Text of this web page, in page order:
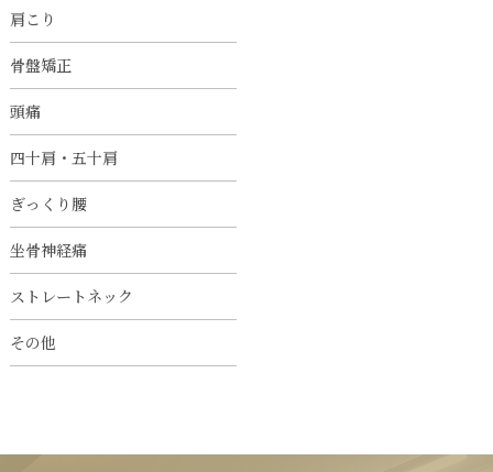
肩こり
骨盤矯正
頭痛
四十肩・五十肩
ぎっくり腰
坐骨神経痛
ストレートネック
その他